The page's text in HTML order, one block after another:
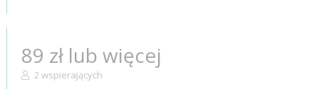
89 zł lub więcej
2 wspierających